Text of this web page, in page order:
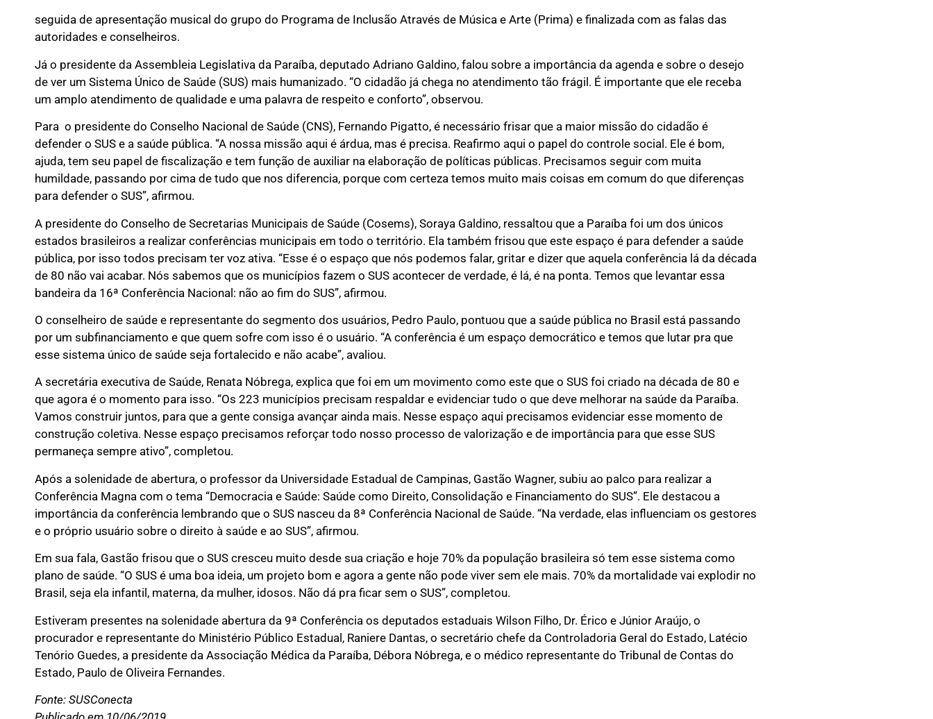
seguida de apresentação musical do grupo do Programa de Inclusão Através de Música e Arte (Prima) e finalizada com as falas das
autoridades e conselheiros.
Já o presidente da Assembleia Legislativa da Paraíba, deputado Adriano Galdino, falou sobre a importância da agenda e sobre o desejo
de ver um Sistema Único de Saúde (SUS) mais humanizado. “O cidadão já chega no atendimento tão frágil. É importante que ele receba
um amplo atendimento de qualidade e uma palavra de respeito e conforto”, observou.
Para o presidente do Conselho Nacional de Saúde (CNS), Fernando Pigatto, é necessário frisar que a maior missão do cidadão é
defender o SUS e a saúde pública. “A nossa missão aqui é árdua, mas é precisa. Reafirmo aqui o papel do controle social. Ele é bom,
ajuda, tem seu papel de fiscalização e tem função de auxiliar na elaboração de políticas públicas. Precisamos seguir com muita
humildade, passando por cima de tudo que nos diferencia, porque com certeza temos muito mais coisas em comum do que diferenças
para defender o SUS”, afirmou.
A presidente do Conselho de Secretarias Municipais de Saúde (Cosems), Soraya Galdino, ressaltou que a Paraíba foi um dos únicos
estados brasileiros a realizar conferências municipais em todo o território. Ela também frisou que este espaço é para defender a saúde
pública, por isso todos precisam ter voz ativa. “Esse é o espaço que nós podemos falar, gritar e dizer que aquela conferência lá da década
de 80 não vai acabar. Nós sabemos que os municípios fazem o SUS acontecer de verdade, é lá, é na ponta. Temos que levantar essa
bandeira da 16ª Conferência Nacional: não ao fim do SUS”, afirmou.
O conselheiro de saúde e representante do segmento dos usuários, Pedro Paulo, pontuou que a saúde pública no Brasil está passando
por um subfinanciamento e que quem sofre com isso é o usuário. “A conferência é um espaço democrático e temos que lutar pra que
esse sistema único de saúde seja fortalecido e não acabe”, avaliou.
A secretária executiva de Saúde, Renata Nóbrega, explica que foi em um movimento como este que o SUS foi criado na década de 80 e
que agora é o momento para isso. “Os 223 municípios precisam respaldar e evidenciar tudo o que deve melhorar na saúde da Paraíba.
Vamos construir juntos, para que a gente consiga avançar ainda mais. Nesse espaço aqui precisamos evidenciar esse momento de
construção coletiva. Nesse espaço precisamos reforçar todo nosso processo de valorização e de importância para que esse SUS
permaneça sempre ativo”, completou.
Após a solenidade de abertura, o professor da Universidade Estadual de Campinas, Gastão Wagner, subiu ao palco para realizar a
Conferência Magna com o tema “Democracia e Saúde: Saúde como Direito, Consolidação e Financiamento do SUS”. Ele destacou a
importância da conferência lembrando que o SUS nasceu da 8ª Conferência Nacional de Saúde. “Na verdade, elas influenciam os gestores
e o próprio usuário sobre o direito à saúde e ao SUS”, afirmou.
Em sua fala, Gastão frisou que o SUS cresceu muito desde sua criação e hoje 70% da população brasileira só tem esse sistema como
plano de saúde. “O SUS é uma boa ideia, um projeto bom e agora a gente não pode viver sem ele mais. 70% da mortalidade vai explodir no
Brasil, seja ela infantil, materna, da mulher, idosos. Não dá pra ficar sem o SUS”, completou.
Estiveram presentes na solenidade abertura da 9ª Conferência os deputados estaduais Wilson Filho, Dr. Érico e Júnior Araújo, o
procurador e representante do Ministério Público Estadual, Raniere Dantas, o secretário chefe da Controladoria Geral do Estado, Latécio
Tenório Guedes, a presidente da Associação Médica da Paraíba, Débora Nóbrega, e o médico representante do Tribunal de Contas do
Estado, Paulo de Oliveira Fernandes.
Fonte: SUSConecta